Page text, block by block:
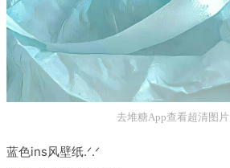
去堆糖App查看超清图片
蓝色ins风壁纸.ᐟ.ᐟ